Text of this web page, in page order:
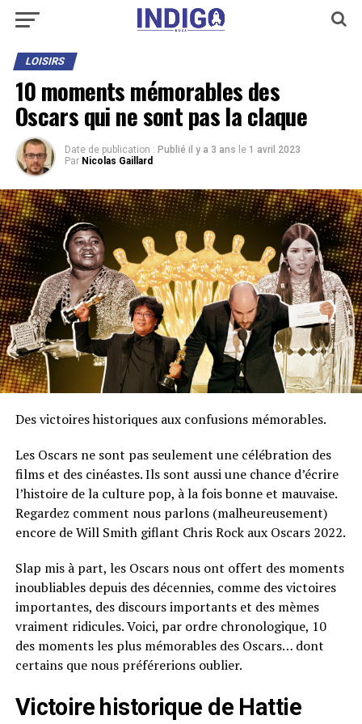
LOISIRS
10 moments mémorables des
Oscars qui ne sont pas la claque
Date de publication : Publié il y a 3 ans le 1 avril 2023
Par Nicolas Gaillard
Des victoires historiques aux confusions mémorables.
Les Oscars ne sont pas seulement une célébration des
films et des cinéastes. Ils sont aussi une chance d’écrire
l’histoire de la culture pop, à la fois bonne et mauvaise.
Regardez comment nous parlons (malheureusement)
encore de Will Smith giflant Chris Rock aux Oscars 2022.
Slap mis à part, les Oscars nous ont offert des moments
inoubliables depuis des décennies, comme des victoires
importantes, des discours importants et des mèmes
vraiment ridicules. Voici, par ordre chronologique, 10
des moments les plus mémorables des Oscars… dont
certains que nous préférerions oublier.
Victoire historique de Hattie